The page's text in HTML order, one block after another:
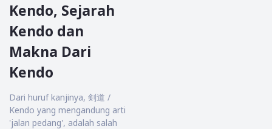
Kendo, Sejarah
Kendo dan
Makna Dari
Kendo
Dari huruf kanjinya, 剣道 /
Kendo yang mengandung arti
'jalan pedang', adalah salah